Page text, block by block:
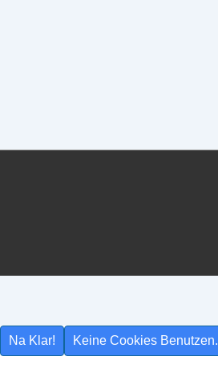
Na Klar! Keine Cookies Benutzen.